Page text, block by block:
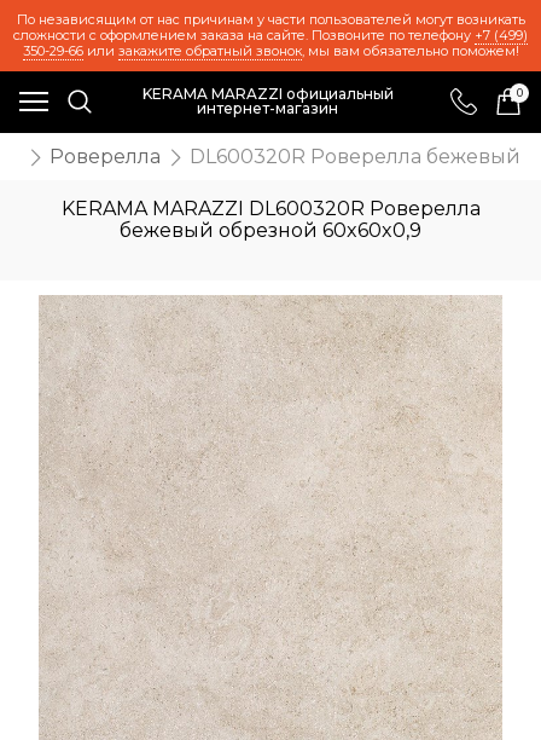
По независящим от нас причинам у части пользователей могут возникать
сложности с оформлением заказа на сайте. Позвоните по телефону +7 (499)
350-29-66или закажите обратный звонок, мы вам обязательно поможем!
KERAMA MARAZZI официальный
интернет-магазин
0
Роверелла DL600320R Роверелла бежевый
KERAMA MARAZZI DL600320R Роверелла
бежевый обрезной 60x60x0,9